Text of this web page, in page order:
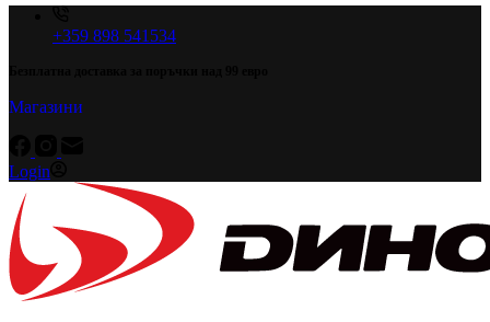
+359 898 541534
Магазини
Login